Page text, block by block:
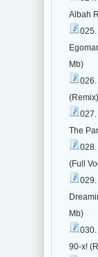
Albah
025.
Mb)
026.
027.
The
028.
(Full
Mb)
90-х!